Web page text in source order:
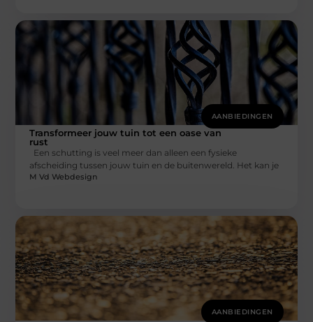
AANBIEDINGEN
Transformeer jouw tuin tot een oase van
rust
Een schutting is veel meer dan alleen een fysieke
afscheiding tussen jouw tuin en de buitenwereld. Het kan je
M Vd Webdesign
AANBIEDINGEN